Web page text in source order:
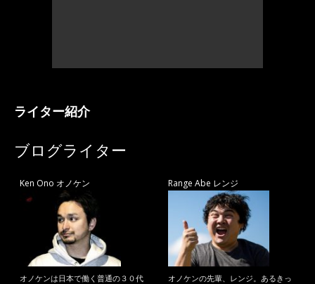
ライター紹介
ブログライター
Ken Ono オノケン
オノケンは日本で働く普通の３０代
Range Abe レンジ
オノケンの先輩、レンジ。あるきっ